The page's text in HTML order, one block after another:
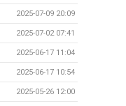
2025-07-09 20:09
2025-07-02 07:41
2025-06-17 11:04
2025-06-17 10:54
2025-05-26 12:00